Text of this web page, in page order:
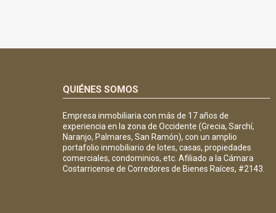
QUIÉNES SOMOS
Empresa inmobiliaria con más de 17 años de
experiencia en la zona de Occidente (Grecia, Sarchí,
Naranjo, Palmares, San Ramón), con un amplio
portafolio inmobiliario de lotes, casas, propiedades
comerciales, condominios, etc. Afiliado a la Cámara
Costarricense de Corredores de Bienes Raíces, #2143.